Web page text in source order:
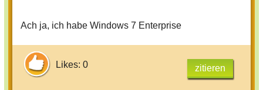
Ach ja, ich habe Windows 7 Enterprise
Likes: 0 zitieren